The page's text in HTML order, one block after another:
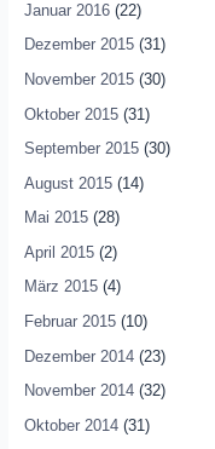
Januar 2016(22)
Dezember 2015(31)
November 2015(30)
Oktober 2015(31)
September 2015(30)
August 2015(14)
Mai 2015(28)
April 2015(2)
März 2015(4)
Februar 2015(10)
Dezember 2014(23)
November 2014(32)
Oktober 2014(31)